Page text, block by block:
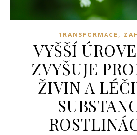
TRANSFORMACE ,
VYŠŠÍ
ZVYŠUJE
ŽIVIN A